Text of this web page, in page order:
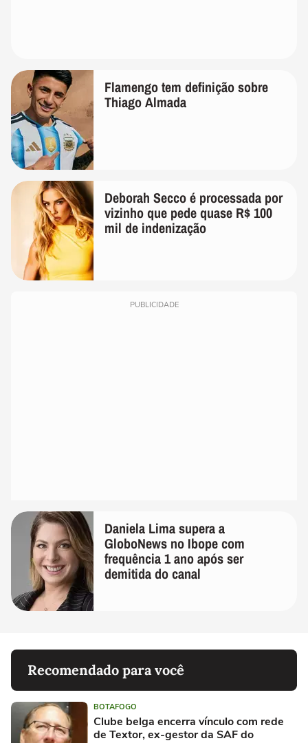
Flamengo tem definição sobre
Thiago Almada
Deborah Secco é processada por
vizinho que pede quase R$ 100
mil de indenização
PUBLICIDADE
Daniela Lima supera a
GloboNews no Ibope com
frequência 1 ano após ser
demitida do canal
Recomendado para você
BOTAFOGO
Clube belga encerra vínculo com rede
de Textor, ex-gestor da SAF do